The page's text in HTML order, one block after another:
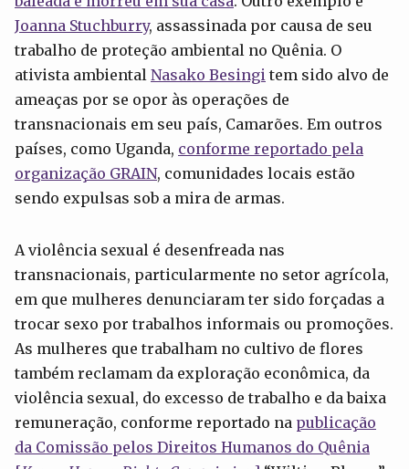
Joanna Stuchburry, assassinada por causa de seu
trabalho de proteção ambiental no Quênia. O
ativista ambiental Nasako Besingi tem sido alvo de
ameaças por se opor às operações de
transnacionais em seu país, Camarões. Em outros
países, como Uganda, conforme reportado pela
organização GRAIN, comunidades locais estão
sendo expulsas sob a mira de armas.
A violência sexual é desenfreada nas
transnacionais, particularmente no setor agrícola,
em que mulheres denunciaram ter sido forçadas a
trocar sexo por trabalhos informais ou promoções.
As mulheres que trabalham no cultivo de flores
também reclamam da exploração econômica, da
violência sexual, do excesso de trabalho e da baixa
remuneração, conforme reportado na publicação
da Comissão pelos Direitos Humanos do Quênia